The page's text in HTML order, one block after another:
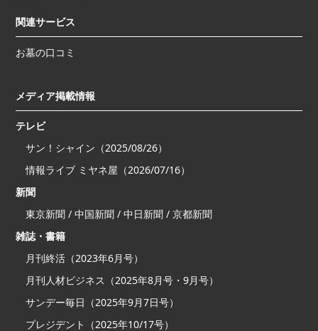
関連サービス
お墓の口コミ
メディア掲載情報
テレビ
サン！シャイン（2025/08/26）
情報ライブ ミヤネ屋（2026/07/16）
新聞
東京新聞 / 中国新聞 / 中日新聞 / 京都新聞
雑誌・書籍
月刊終活（2023年6月号）
月刊人材ビジネス（2025年8月号・9月号）
サンデー毎日（2025年9月7日号）
プレジデント（2025年10/17号）